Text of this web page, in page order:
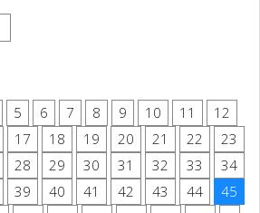
5 6 7 8 9 10 11
12
17 18 19 20 21 22
23
28 29 30 31 32 33
34
39 40 41 42 43 44
45